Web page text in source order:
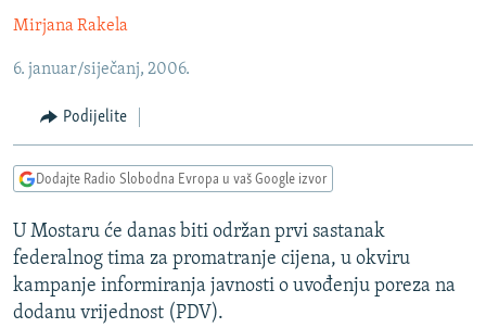
Pređite
na
navigaciju
Pređite
na
pretragu
SRBIJA
KOSOVO
CRNA GORA
VIZUELNO
VIDEO
FOTOGALERIJE
INFOGRAFIKE
PODCASTI
RAT U UKRAJINI
KINA NA BALKANU
RSE PRIČE IZ SVIJETA
Mirjana Rakela
6. januar/siječanj, 2006.
Podijelite
Dodajte Radio Slobodna Evropa u vaš Google izvor
U Mostaru će danas biti održan prvi sastanak
federalnog tima za promatranje cijena, u okviru
kampanje informiranja javnosti o uvođenju poreza na
dodanu vrijednost (PDV).